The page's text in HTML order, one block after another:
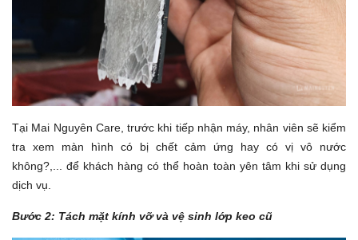
Tại Mai Nguyên Care, trước khi tiếp nhận máy, nhân viên sẽ kiểm
tra xem màn hình có bị chết cảm ứng hay có vị vô nước
không?,... để khách hàng có thể hoàn toàn yên tâm khi sử dụng
dịch vụ.
Bước 2: Tách mặt kính vỡ và vệ sinh lớp keo cũ